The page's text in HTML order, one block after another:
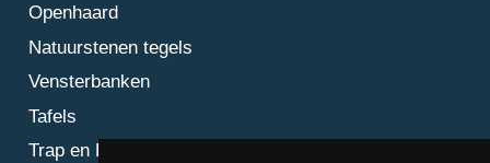
Openhaard
Natuurstenen tegels
Vensterbanken
Tafels
Trap en Bordes